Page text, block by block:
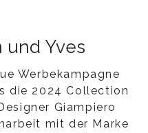
und Yves
Werbekampagne
die 2024 Collection
Giampiero
mit der Marke